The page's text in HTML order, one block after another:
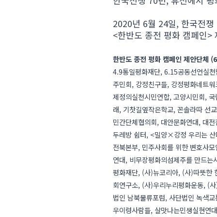
2020년 6월 24일, 한국전
<한반도 종전 평화 캠페인>
한반도 종전 평화 캠페인 제안단체
4.9통일평화재단, 6.15공동선언실
주민회, 강정친구들, 강정평화네트
제정의실천시민연합, 고양시민회,
래, 기찻길옆작은학교, 꼰솔라따 선
민간단체협의회, 대안문화연대, 대
두레방 쉼터, <밀양×강정 우리는 산
전북본부, 민주사회를 위한 변호사
연대, 비무장평화의섬제주를 만드
평화재단, (사)뉴코리아, (사)따뜻한
회연구소, (사)우리누리평화운동, (
법인 남북물류포럼, 사단법인 녹색
우이령사람들, 살맛나는민생실현연